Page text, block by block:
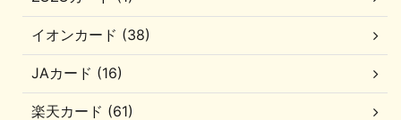
イオンカード (38)
JAカード (16)
楽天カード (61)